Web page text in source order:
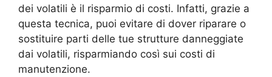
dei volatili è il risparmio di costi. Infatti, grazie a
questa tecnica, puoi evitare di dover riparare o
sostituire parti delle tue strutture danneggiate
dai volatili, risparmiando così sui costi di
manutenzione.